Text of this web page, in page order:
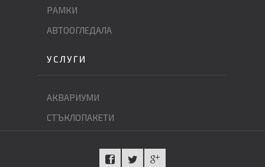
РАМКИ
АВТООГЛЕДАЛА
УСЛУГИ
АКВАРИУМИ
СТЪКЛОПАКЕТИ